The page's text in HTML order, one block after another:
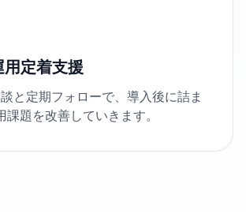
定着支援
と定期フォローで、導入後に詰ま
課題を改善していきます。